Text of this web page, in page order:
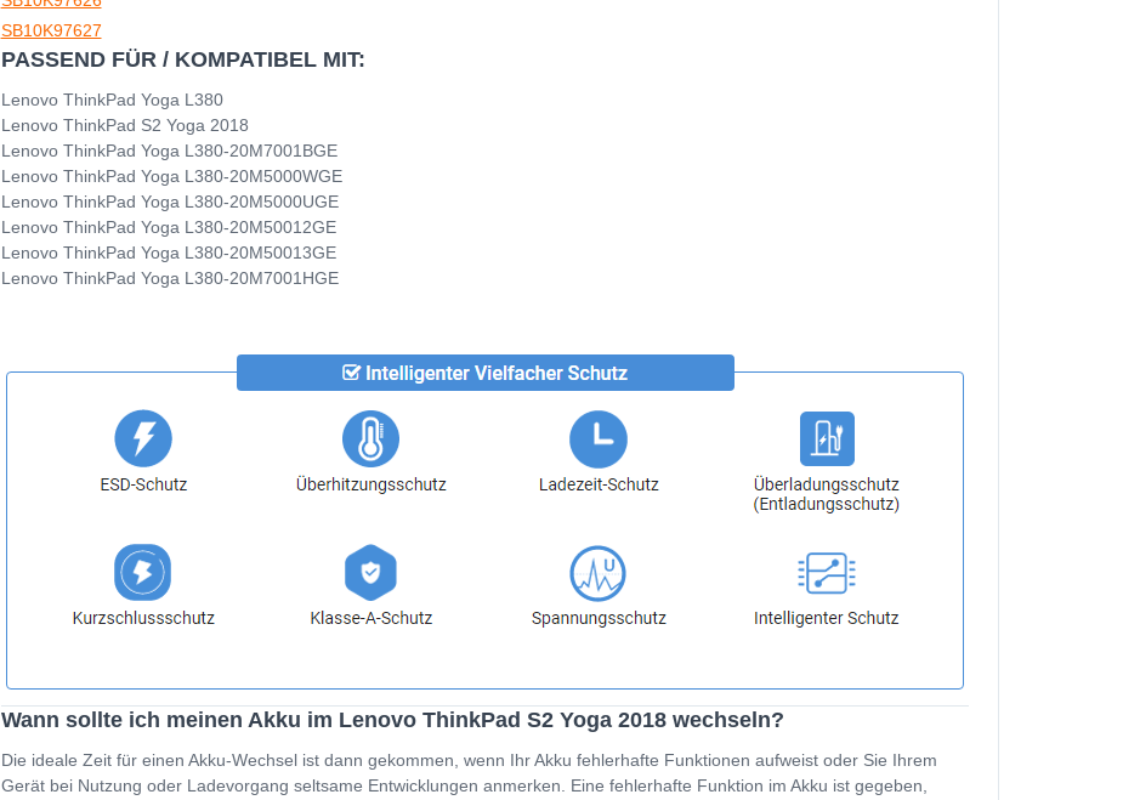
SB10K97627
PASSEND FÜR / KOMPATIBEL MIT:
Lenovo ThinkPad Yoga L380
Lenovo ThinkPad S2 Yoga 2018
Lenovo ThinkPad Yoga L380-20M7001BGE
Lenovo ThinkPad Yoga L380-20M5000WGE
Lenovo ThinkPad Yoga L380-20M5000UGE
Lenovo ThinkPad Yoga L380-20M50012GE
Lenovo ThinkPad Yoga L380-20M50013GE
Lenovo ThinkPad Yoga L380-20M7001HGE
Wann sollte ich meinen Akku im Lenovo ThinkPad S2 Yoga 2018 wechseln?
Die ideale Zeit für einen Akku-Wechsel ist dann gekommen, wenn Ihr Akku fehlerhafte Funktionen aufweist oder Sie Ihrem
Gerät bei Nutzung oder Ladevorgang seltsame Entwicklungen anmerken. Eine fehlerhafte Funktion im Akku ist gegeben,